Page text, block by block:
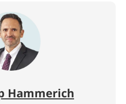
Hammerich